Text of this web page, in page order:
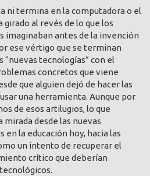
ni termina en la computadora o el
girado al revés de lo que los
imaginaban antes de la invención
ese vértigo que se terminan
tecnologías” con el
concretos que viene
que alguien dejó de hacer las
una herramienta. Aunque por
de esos artilugios, lo que
mirada desde las nuevas
la educación hoy, hacia las
un intento de recuperar el
crítico que deberían